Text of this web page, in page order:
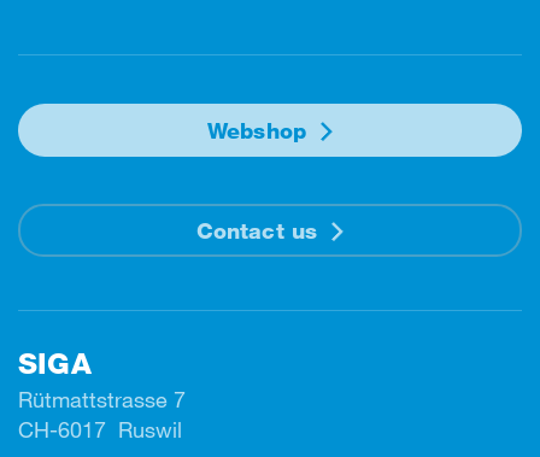
Webshop
Contact us
SIGA
Rütmattstrasse 7
CH-6017 Ruswil